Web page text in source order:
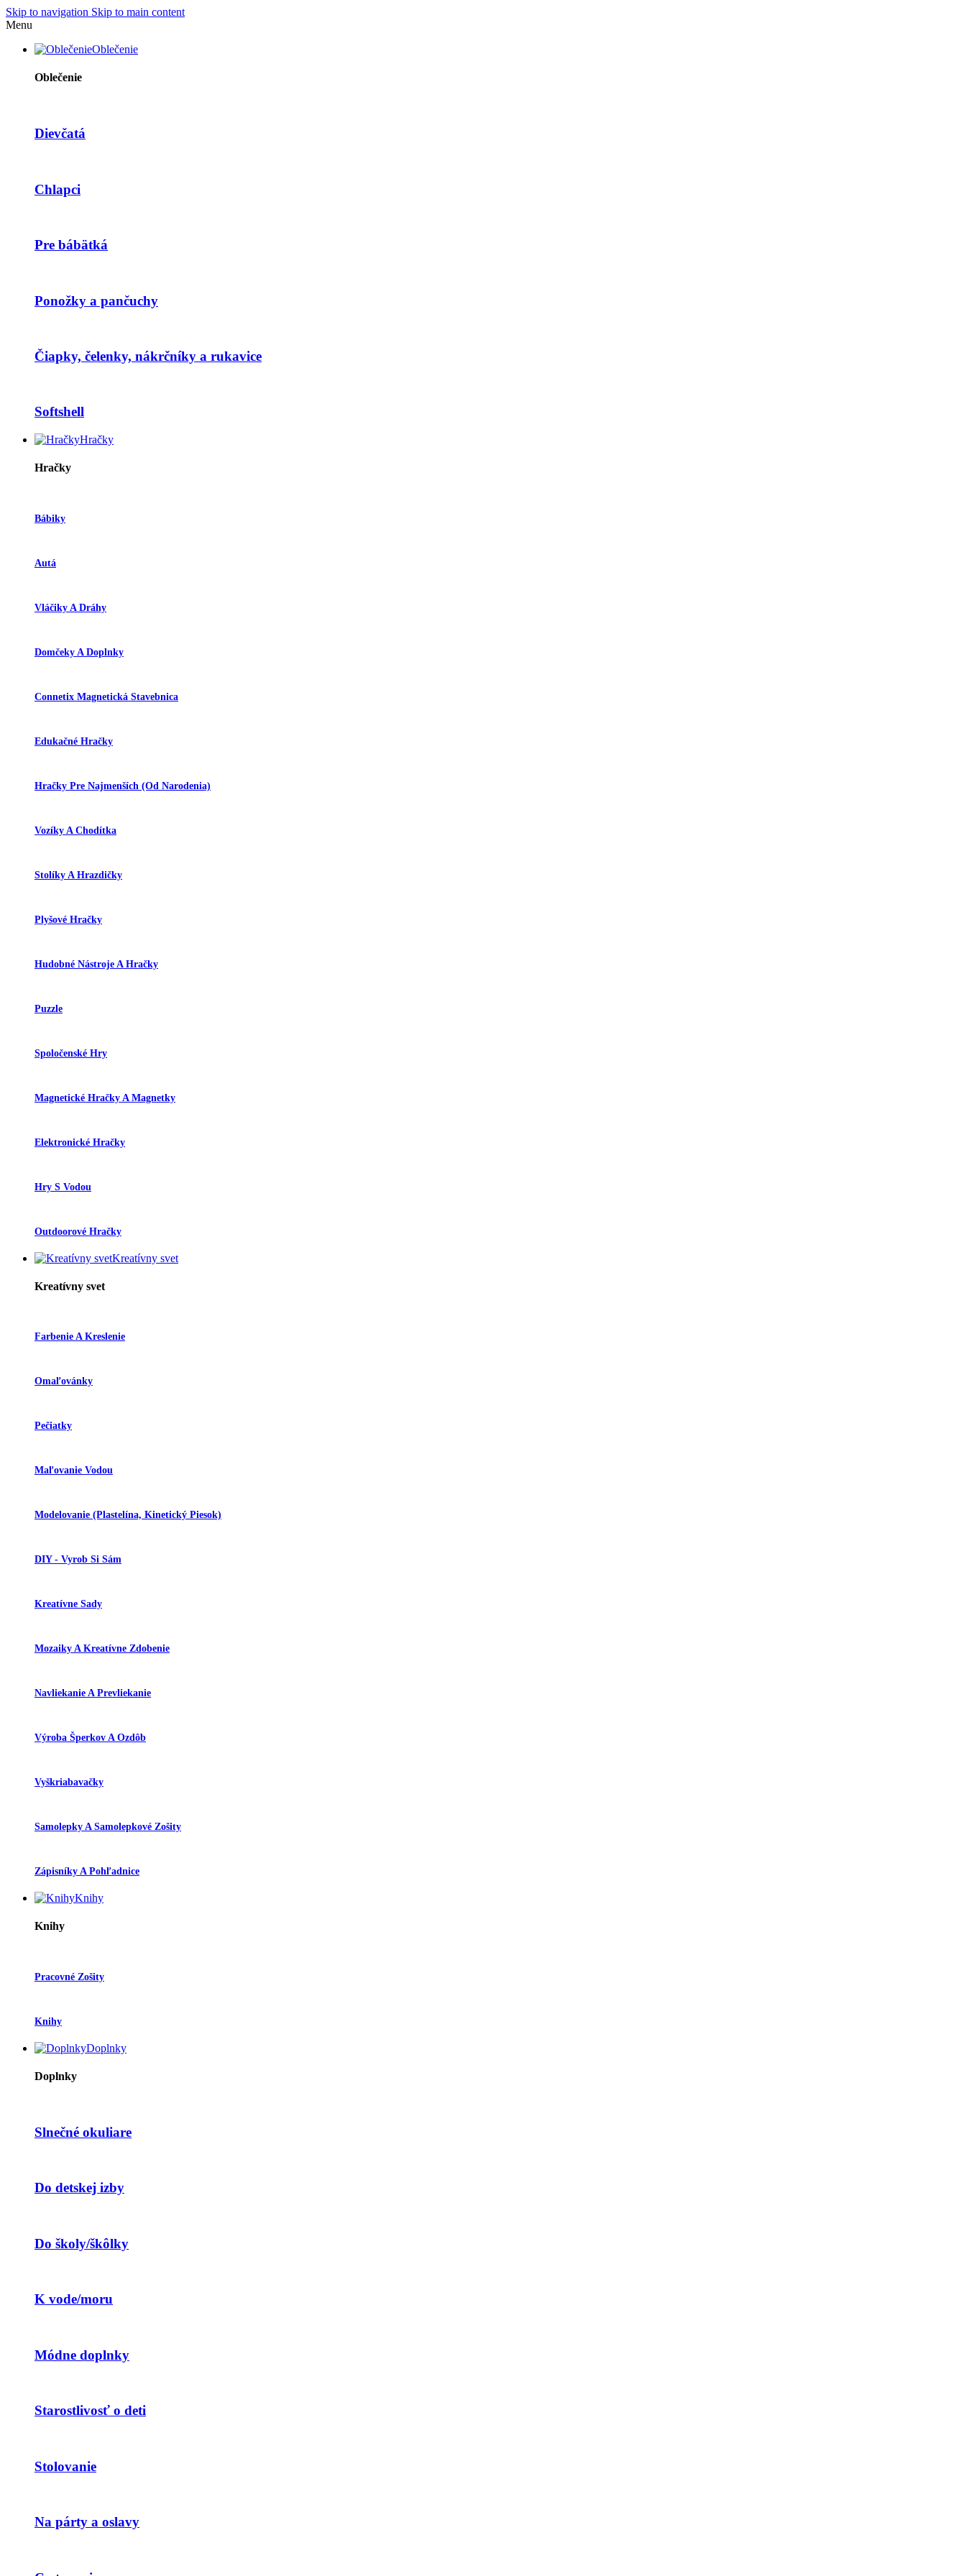
Skip to navigation Skip to main content
Menu
Oblečenie
Oblečenie
Dievčatá
Chlapci
Pre bábätká
Ponožky a pančuchy
Čiapky, čelenky, nákrčníky a rukavice
Softshell
Hračky
Hračky
Bábiky
Autá
Vláčiky A Dráhy
Domčeky A Doplnky
Connetix Magnetická Stavebnica
Edukačné Hračky
Hračky Pre Najmenších (od Narodenia)
Vozíky A Chodítka
Stolíky A Hrazdičky
Plyšové Hračky
Hudobné Nástroje A Hračky
Puzzle
Spoločenské Hry
Magnetické Hračky A Magnetky
Elektronické Hračky
Hry S Vodou
Outdoorové Hračky
Kreatívny svet
Kreatívny svet
Farbenie A Kreslenie
Omaľovánky
Pečiatky
Maľovanie Vodou
Modelovanie (plastelína, Kinetický Piesok)
DIY - Vyrob Si Sám
Kreatívne Sady
Mozaiky A Kreatívne Zdobenie
Navliekanie A Prevliekanie
Výroba Šperkov A Ozdôb
Vyškriabavačky
Samolepky A Samolepkové Zošity
Zápisníky A Pohľadnice
Knihy
Knihy
Pracovné Zošity
Knihy
Doplnky
Doplnky
Slnečné okuliare
Do detskej izby
Do školy/škôlky
K vode/moru
Módne doplnky
Starostlivosť o deti
Stolovanie
Na párty a oslavy